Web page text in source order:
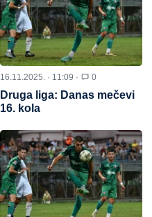
16.11.2025. · 11:09 · 0
Druga liga: Danas mečevi
16. kola